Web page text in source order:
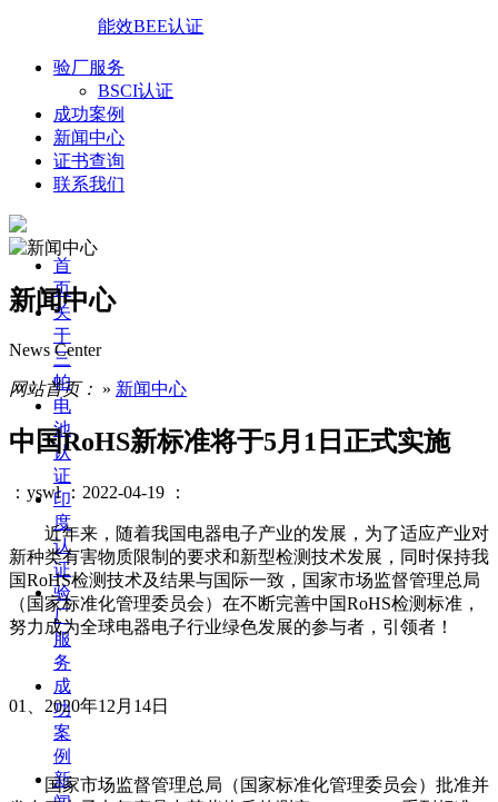
能效BEE认证
验厂服务
BSCI认证
成功案例
新闻中心
证书查询
联系我们
首
页
关
于
三
帕
电
池
认
证
印
度
认
证
验
厂
服
务
成
功
案
例
新
新闻中心
News Center
网站首页： » 新闻中心
中国RoHS新标准将于5月1日正式实施
：yswl ：2022-04-19 ：
近年来，随着我国电器电子产业的发展，为了适应产业对
新种类有害物质限制的要求和新型检测技术发展，同时保持我
国RoHS检测技术及结果与国际一致，国家市场监督管理总局
（国家标准化管理委员会）在不断完善中国RoHS检测标准，
努力成为全球电器电子行业绿色发展的参与者，引领者！
01、2020年12月14日
国家市场监督管理总局（国家标准化管理委员会）批准并